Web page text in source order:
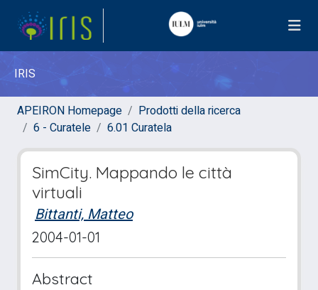
IRIS
APEIRON Homepage
Prodotti della ricerca
6 - Curatele
6.01 Curatela
SimCity. Mappando le città
virtuali
Bittanti, Matteo
2004-01-01
Abstract